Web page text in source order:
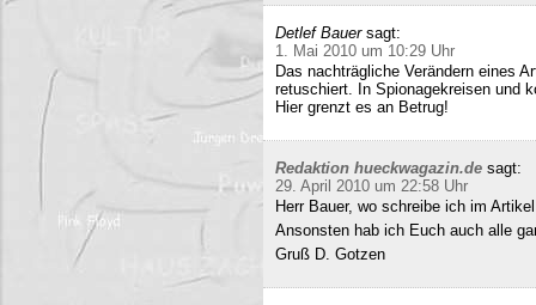
Detlef Bauer sagt:
1. Mai 2010 um 10:29 Uhr
Das nachträgliche Verändern eines
retuschiert. In Spionagekreisen und
Hier grenzt es an Betrug!
Redaktion hueckwagazin.de sagt:
29. April 2010 um 22:58 Uhr
Herr Bauer, wo schreibe ich im
Ansonsten hab ich Euch auch alle
Gruß D. Gotzen